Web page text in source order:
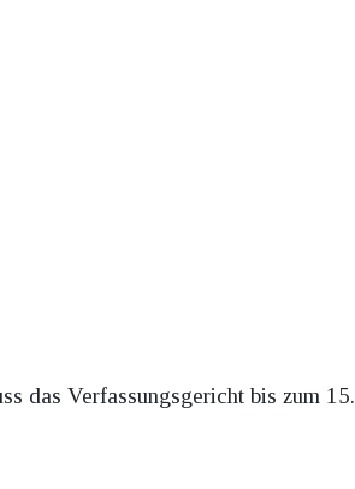
das Verfassungsgericht bis zum 15.